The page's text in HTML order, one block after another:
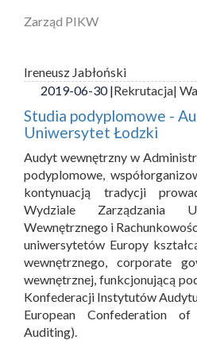
Zarząd PIKW
Ireneusz Jabłoński
2019-06-30 |Rekrutacja|
Studia podyplomowe -
Uniwersytet Łodzki
Audyt wewnętrzny w
podyplomowe,
kontynuacją tradycji
Wydziale Zarządzania
Wewnętrznego i
uniwersytetów Europy
wewnętrznego, corporate
wewnętrznej, funkcjonującą
Konfederacji Instytutów
European Confederation
Auditing).